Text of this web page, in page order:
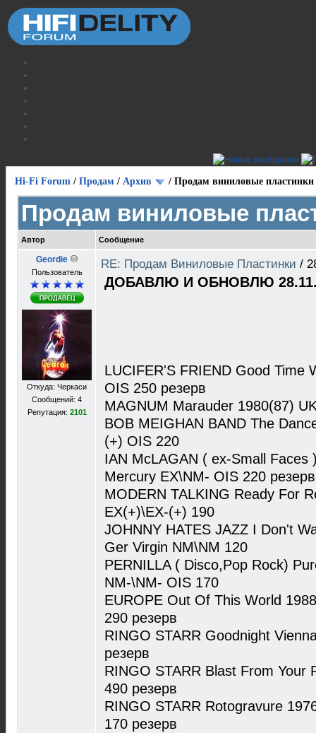
Hi-Fi Forum / Продам / Архив / Продам виниловые пластинки
Продам виниловые
Автор Сообщение
Geordie
Пользователь
Откуда: Черкаси
Сообщений: 4
Репутация: 2101
RE: Продам Виниловые Пластинки /
ДОБАВЛЮ И ОБНОВЛЮ
LUCIFER'S FRIEND Good Time
OIS 250 резерв
MAGNUM Marauder 1980(87)
BOB MEIGHAN BAND The
(+) OIS 220
IAN McLAGAN ( ex-Small Faces
Mercury EX\NM- OIS 220 резерв
MODERN TALKING Ready For
EX(+)\EX-(+) 190
JOHNNY HATES JAZZ I Don't
Ger Virgin NM\NM 120
PERNILLA ( Disco,Pop Rock)
NM-\NM- OIS 170
EUROPE Out Of This World
290 резерв
RINGO STARR Goodnight
резерв
RINGO STARR Blast From Your
490 резерв
RINGO STARR Rotogravure
170 резерв